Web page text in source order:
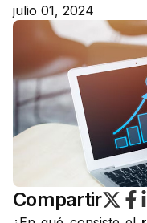
julio 01, 2024
Compartir